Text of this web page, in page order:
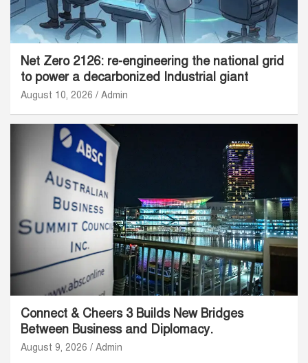
Net Zero 2126: re-engineering the national grid
to power a decarbonized Industrial giant
August 10, 2026 Admin
Connect & Cheers 3 Builds New Bridges
Between Business and Diplomacy.
August 9, 2026 Admin